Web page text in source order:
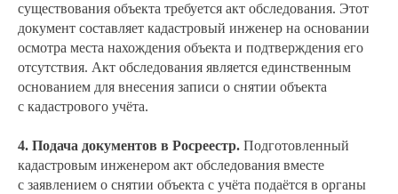
существования объекта требуется акт обследования. Этот
документ составляет кадастровый инженер на основании
осмотра места нахождения объекта и подтверждения его
отсутствия. Акт обследования является единственным
основанием для внесения записи о снятии объекта
с кадастрового учёта.
4. Подача документов в Росреестр. Подготовленный
кадастровым инженером акт обследования вместе
с заявлением о снятии объекта с учёта подаётся в органы